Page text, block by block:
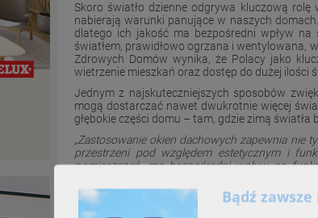
Skoro światło dzienne odgrywa kluczową
nabierają warunki panujące w naszych
dlatego ich jakość ma bezpośredni wpływ
światłem, prawidłowo ogrzana i wentylowana,
Zdrowych Domów wynika, że Polacy jako
wietrzenie mieszkań oraz dostęp do dużej ilości
Jednym z najskuteczniejszych sposobów
mogą dostarczać nawet dwukrotnie więcej
głębokie części domu – tam, gdzie zimą światła
„Zastosowanie okien dachowych zapewnia nie
przestrzeni pod względem estetycznym i
pomieszczeń, ma bezpośredni wpływ na
pobudzeniu organizmu, południowa
słońce – szczególnie cenne zimą, gdy dzień
Polska.